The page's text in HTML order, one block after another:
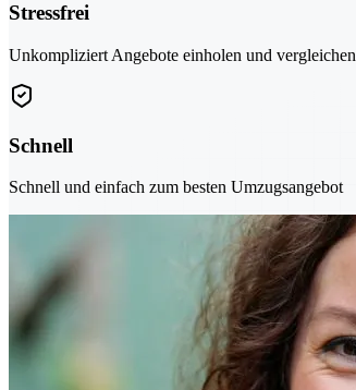
Stressfrei
Unkompliziert Angebote einholen und vergleichen
Schnell
Schnell und einfach zum besten Umzugsangebot